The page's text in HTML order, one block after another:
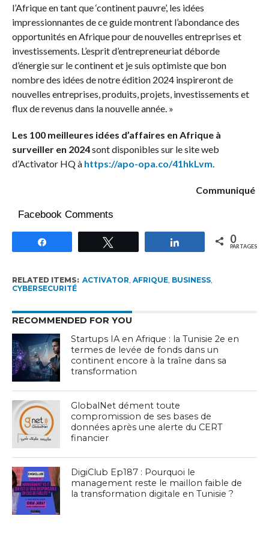
l’Afrique en tant que ‘continent pauvre’, les idées
impressionnantes de ce guide montrent l’abondance des
opportunités en Afrique pour de nouvelles entreprises et
investissements. L’esprit d’entrepreneuriat déborde
d’énergie sur le continent et je suis optimiste que bon
nombre des idées de notre édition 2024 inspireront de
nouvelles entreprises, produits, projets, investissements et
flux de revenus dans la nouvelle année. »
Les 100 meilleures idées d’affaires en Afrique à
surveiller en 2024sont disponibles sur le site web
d’Activator HQ à https://apo-opa.co/41hkLvm.
Communiqué
Facebook Comments
Partagez 0
PARTAGES
RELATED ITEMS: ACTIVATOR, AFRIQUE, BUSINESS,
CYBERSECURITÉ
RECOMMENDED FOR YOU
Startups IA en Afrique : la Tunisie 2e en
termes de levée de fonds dans un
continent encore à la traîne dans sa
transformation
GlobalNet dément toute
compromission de ses bases de
données après une alerte du CERT
financier
DigiClub Ep187 : Pourquoi le
management reste le maillon faible de
la transformation digitale en Tunisie ?